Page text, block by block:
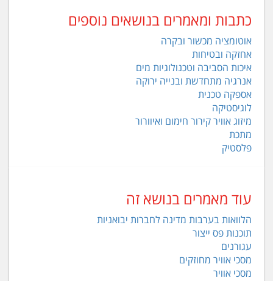
כתבות ומאמרים בנושאים נוספים
אוטומציה מכשור ובקרה
אחזקה ובטיחות
איכות הסביבה וטכנולוגיות מים
אנרגיה מתחדשת ובנייה ירוקה
אספקה טכנית
לוגיסטיקה
מיזוג אוויר קירור חימום ואיוורור
מתכת
פלסטיק
עוד מאמרים בנושא זה
הלוואות בערבות מדינה לחברות יבואניות
תוכנות פס ייצור
עגורנים
מסכי אוויר מחוזקים
מסכי אוויר